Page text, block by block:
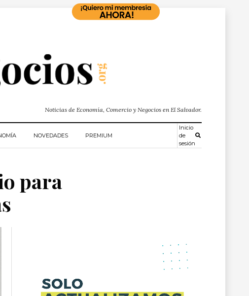
Noticias de Economía, Comercio y Negocios en El Salvador.
NOVEDADES PREMIUM
Inicio
de
sesión
para